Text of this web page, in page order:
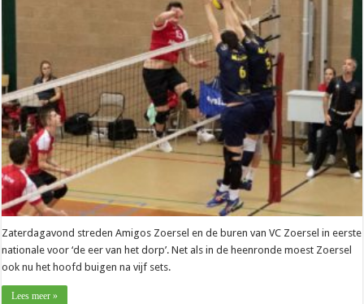
Vekemans
(Zoersel):
“Knap
met
de
middelen
die
hadden”
Zaterdagavond streden Amigos Zoersel en de buren van VC Zoersel in eerste
nationale voor ‘de eer van het dorp’. Net als in de heenronde moest Zoersel
ook nu het hoofd buigen na vijf sets.
Lees meer »